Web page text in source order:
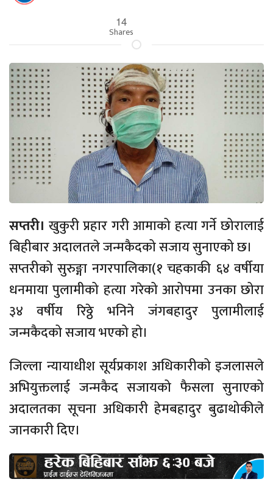
14
Shares
सप्तरी। खुकुरी प्रहार गरी आमाको हत्या गर्ने छोरालाई
बिहीबार अदालतले जन्मकैदको सजाय सुनाएको छ।
सप्तरीको सुरुङ्गा नगरपालिका(१ चहकाकी ६४ वर्षीया
धनमाया पुलामीको हत्या गरेको आरोपमा उनका छोरा
३४ वर्षीय रिठ्ठे भनिने जंगबहादुर पुलामीलाई
जन्मकैदको सजाय भएको हो।
जिल्ला न्यायाधीश सूर्यप्रकाश अधिकारीको इजलासले
अभियुक्तलाई जन्मकैद सजायको फैसला सुनाएको
अदालतका सूचना अधिकारी हेमबहादुर बुढाथोकीले
जानकारी दिए।